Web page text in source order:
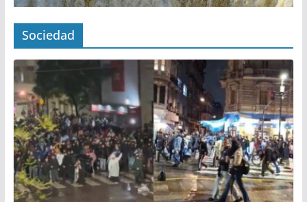
Sociedad